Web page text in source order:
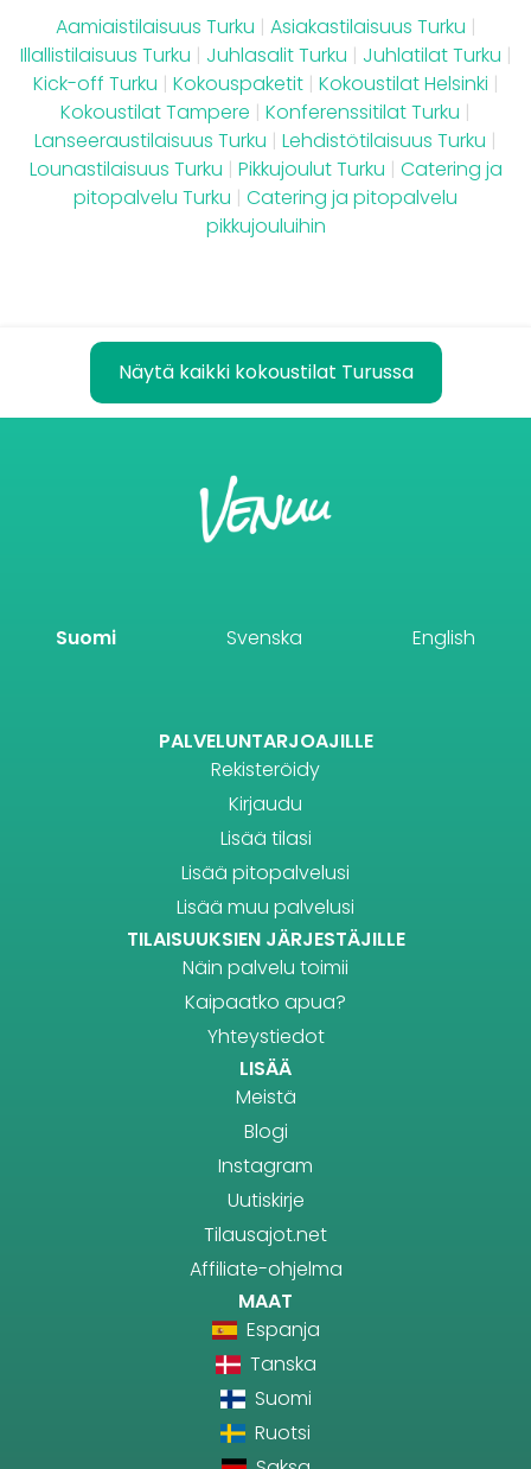
Aamiaistilaisuus Turku | Asiakastilaisuus Turku |
Illallistilaisuus Turku | Juhlasalit Turku | Juhlatilat Turku |
Kick-off Turku | Kokouspaketit | Kokoustilat Helsinki |
Kokoustilat Tampere | Konferenssitilat Turku |
Lanseeraustilaisuus Turku | Lehdistötilaisuus Turku |
Lounastilaisuus Turku | Pikkujoulut Turku | Catering ja
pitopalvelu Turku | Catering ja pitopalvelu
pikkujouluihin
Näytä kaikki kokoustilat Turussa
Suomi Svenska English
PALVELUNTARJOAJILLE
Rekisteröidy
Kirjaudu
Lisää tilasi
Lisää pitopalvelusi
Lisää muu palvelusi
TILAISUUKSIEN JÄRJESTÄJILLE
Näin palvelu toimii
Kaipaatko apua?
Yhteystiedot
LISÄÄ
Meistä
Blogi
Instagram
Uutiskirje
Tilausajot.net
Affiliate-ohjelma
MAAT
Espanja
Tanska
Suomi
Ruotsi